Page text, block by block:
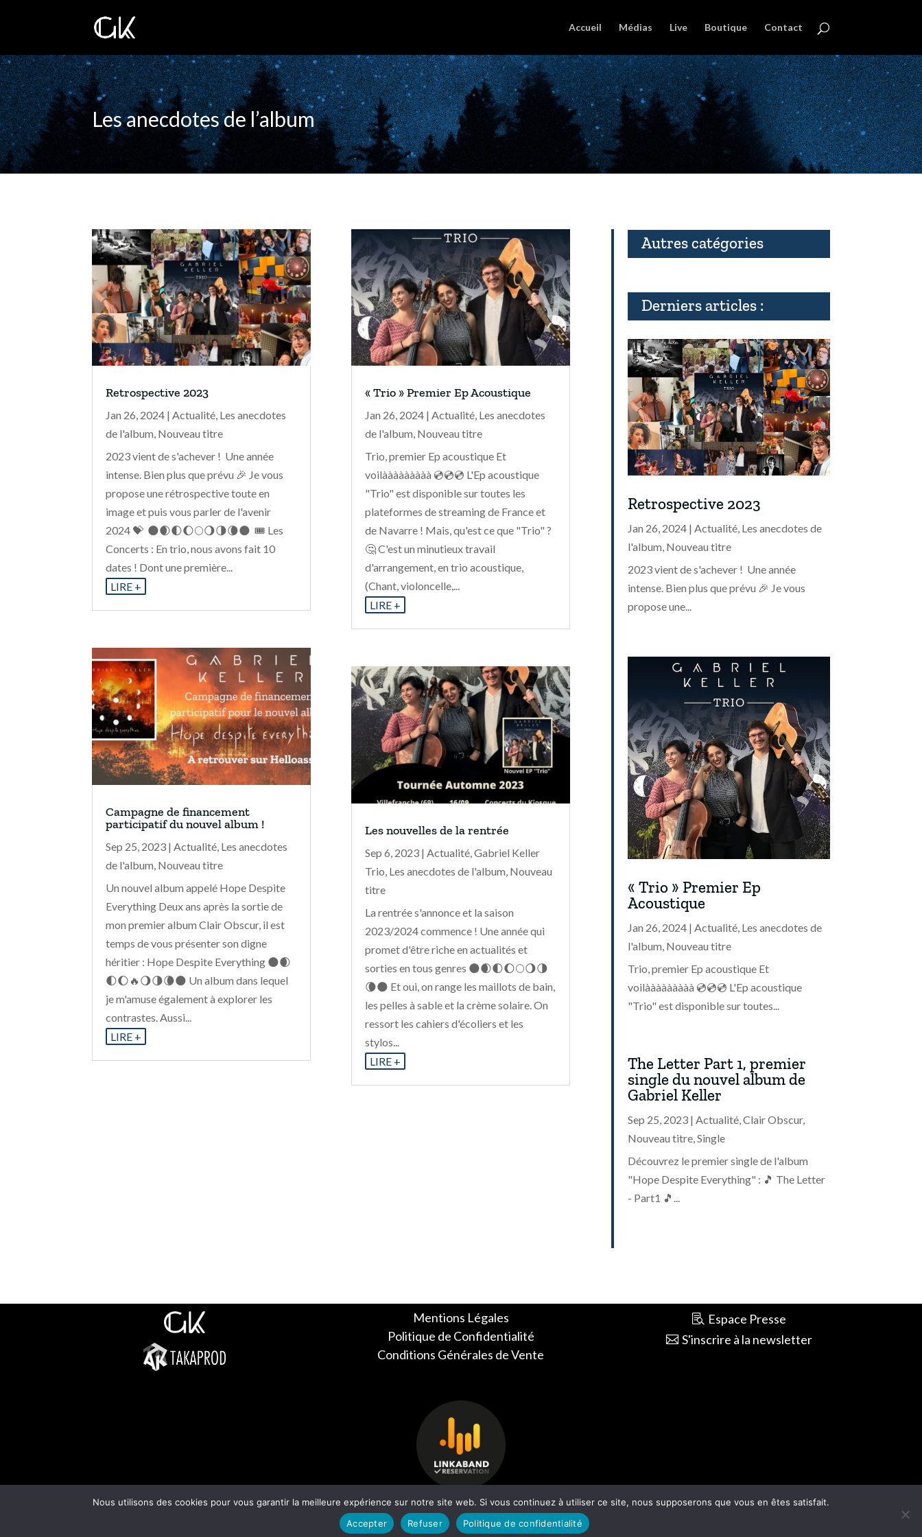
Accueil Médias Live Boutique Contact
Les anecdotes de l’album
Retrospective 2023
Jan 26, 2024 |Actualité, Les anecdotes
de l'album, Nouveau titre
2023 vient de s'achever ! Une année
intense. Bien plus que prévu 🎉 Je vous
propose une rétrospective toute en
image et puis vous parler de l'avenir
2024 💝 🌑🌒🌓🌔🌕🌖🌗🌘🌑 🎟️ Les
Concerts : En trio, nous avons fait 10
dates ! Dont une première...
LIRE +
Campagne de financement
participatif du nouvel album !
Sep 25, 2023 | Actualité Les anecdotes
de l'album Nouveau titre
Un nouvel album appelé Hope Despite
Everything Deux ans après la sortie de
mon premier album Clair Obscur, il est
temps de vous présenter son digne
héritier : Hope Despite Everything 🌑🌒
🌓🌔🔥🌖🌗🌘🌑 Un album dans lequel
je m'amuse également à explorer les
contrastes. Aussi...
LIRE +
« Trio » Premier Ep Acoustique
Jan 26, 2024 |Actualité, Les anecdotes
de l'album, Nouveau titre
Trio, premier Ep acoustique Et
voilààààààààà 💿💿💿 L'Ep acoustique
"Trio" est disponible sur toutes les
plateformes de streaming de France et
de Navarre ! Mais, qu'est ce que "Trio" ?
🤔 C'est un minutieux travail
d'arrangement, en trio acoustique,
(Chant, violoncelle,...
LIRE +
Les nouvelles de la rentrée
Sep 6, 2023 | Actualité ,Gabriel Keller
Trio Les anecdotes de l'album Nouveau
titre
La rentrée s'annonce et la saison
2023/2024 commence ! Une année qui
promet d'être riche en actualités et
sorties en tous genres 🌑🌒🌓🌔🌕🌖🌗
🌘🌑 Et oui, on range les maillots de bain,
les pelles à sable et la crème solaire. On
ressort les cahiers d'écoliers et les
stylos...
LIRE +
Autres catégories
Derniers articles :
Retrospective 2023
Jan 26, 2024| Actualité, Les anecdotes de
l'album, Nouveau titre
2023 vient de s'achever ! Une année
intense. Bien plus que prévu 🎉 Je vous
propose une...
« Trio » Premier Ep
Acoustique
Jan 26, 2024| Actualité, Les anecdotes de
l'album, Nouveau titre
Trio, premier Ep acoustique Et
voilààààààààà 💿💿💿 L'Ep acoustique
"Trio" est disponible sur toutes...
The Letter Part 1, premier
single du nouvel album de
Gabriel Keller
Sep 25, 2023| Actualité,Clair Obscur,
Nouveau titre,Single
Découvrez le premier single de l'album
"Hope Despite Everything" : 🎵 The Letter
- Part1 🎵...
Mentions Légales
Politique de Confidentialité
Conditions Générales de Vente
Espace Presse
S'inscrire à la newsletter
© 2024 GabrielKeller.fr
Nous utilisons des cookies pour vous garantir la meilleure expérience sur notre site web. Si vous continuez à utiliser ce site, nous supposerons que vous en êtes satisfait.
Accepter
Refuser Politique de confidentialité